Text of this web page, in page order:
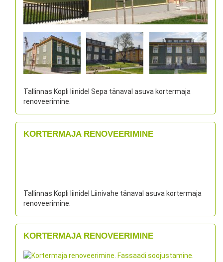
Tallinnas Kopli liinidel Sepa tänaval asuva kortermaja
renoveerimine.
KORTERMAJA RENOVEERIMINE
Tallinnas Kopli liinidel Liinivahe tänaval asuva kortermaja
renoveerimine.
KORTERMAJA RENOVEERIMINE